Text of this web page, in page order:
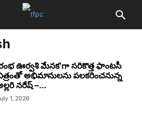
ఊర్వశి మేనక’గా సరికొత్త ఫాంటసీ
అభిమానులను పలకరించనున్న
నరేష్ –...
1, 2026